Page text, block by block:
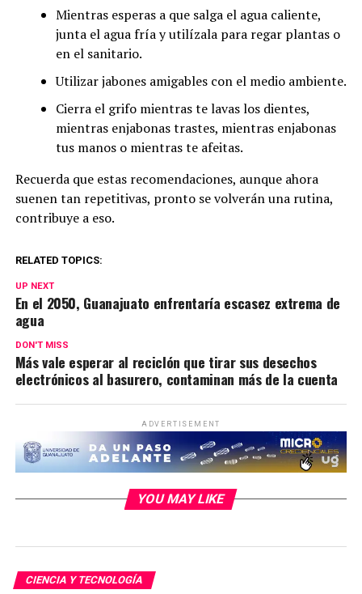
Mientras esperas a que salga el agua caliente,
junta el agua fría y utilízala para regar plantas o
en el sanitario.
Utilizar jabones amigables con el medio ambiente.
Cierra el grifo mientras te lavas los dientes,
mientras enjabonas trastes, mientras enjabonas
tus manos o mientras te afeitas.
Recuerda que estas recomendaciones, aunque ahora
suenen tan repetitivas, pronto se volverán una rutina,
contribuye a eso.
RELATED TOPICS:
UP NEXT
En el 2050, Guanajuato enfrentaría escasez extrema de
agua
DON'T MISS
Más vale esperar al reciclón que tirar sus desechos
electrónicos al basurero, contaminan más de la cuenta
ADVERTISEMENT
YOU MAY LIKE
CIENCIA Y TECNOLOGÍA